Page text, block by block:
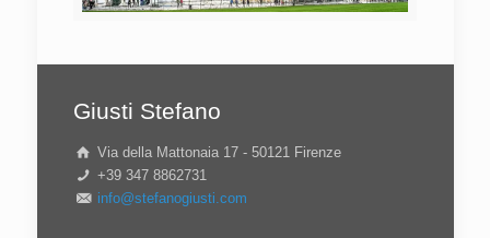
Giusti Stefano
Via della Mattonaia 17 - 50121 Firenze
+39 347 8862731
info@stefanogiusti.com